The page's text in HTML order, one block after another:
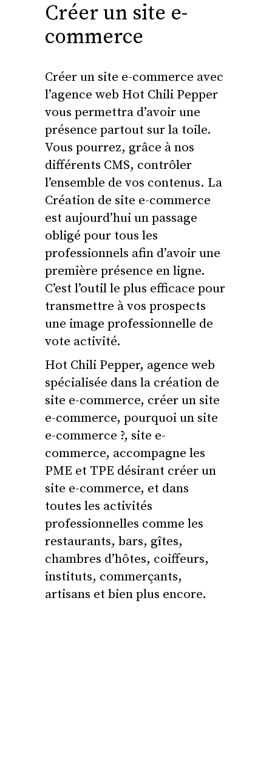
Créer un site e-
commerce
Créer un site e-commerce avec
l’agence web Hot Chili Pepper
vous permettra d’avoir une
présence partout sur la toile.
Vous pourrez, grâce à nos
différents CMS, contrôler
l’ensemble de vos contenus. La
Création de site e-commerce
est aujourd’hui un passage
obligé pour tous les
professionnels afin d’avoir une
première présence en ligne.
C’est l’outil le plus efficace pour
transmettre à vos prospects
une image professionnelle de
vote activité.
Hot Chili Pepper, agence web
spécialisée dans la création de
site e-commerce, créer un site
e-commerce, pourquoi un site
e-commerce ?, site e-
commerce, accompagne les
PME et TPE désirant créer un
site e-commerce, et dans
toutes les activités
professionnelles comme les
restaurants, bars, gîtes,
chambres d’hôtes, coiffeurs,
instituts, commerçants,
artisans et bien plus encore.